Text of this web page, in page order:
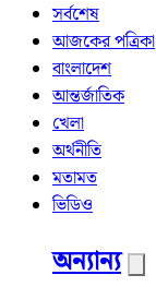
সর্বশেষ
আজকের পত্রিকা
বাংলাদেশ
আন্তর্জাতিক
খেলা
অর্থনীতি
মতামত
ভিডিও
অন্যান্য